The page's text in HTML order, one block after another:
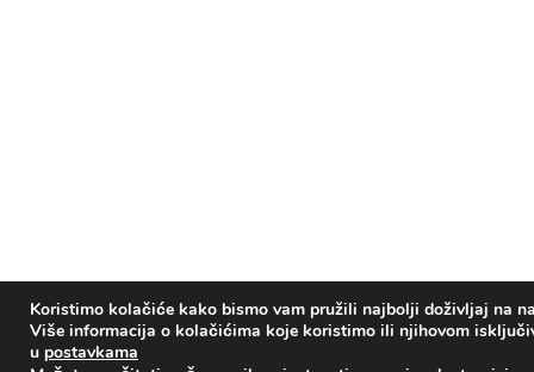
Koristimo kolačiće kako bismo vam pružili najbolji doživljaj na
Više informacija o kolačićima koje koristimo ili njihovom
u postavkama